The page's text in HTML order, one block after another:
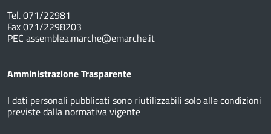
Tel. 071/22981
Fax 071/2298203
PEC assemblea.marche@emarche.it
Amministrazione Trasparente
I dati personali pubblicati sono riutilizzabili solo alle condizioni
previste dalla normativa vigente